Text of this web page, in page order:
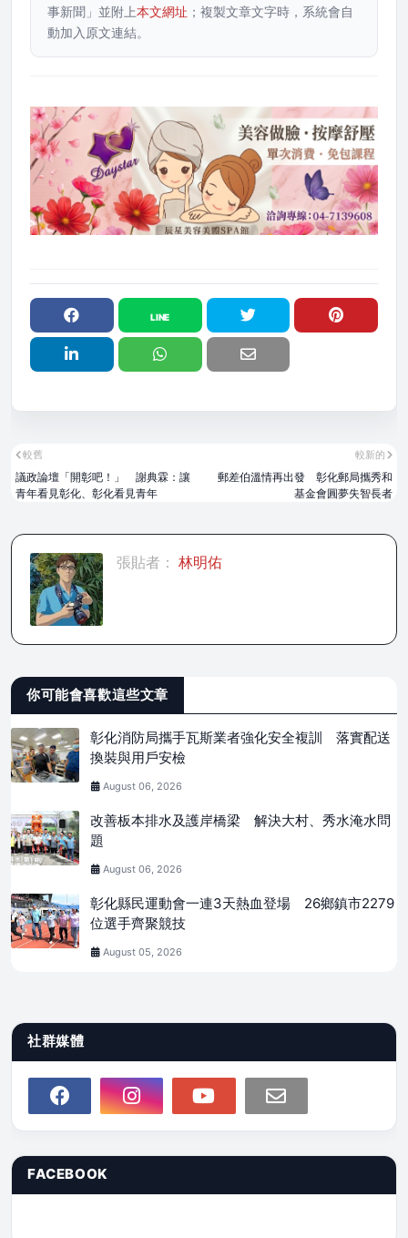
事新聞」並附上本文網址 ；複製文章文字時，系統會自
動加入原文連結。
較新的
郵差伯溫情再出發 彰化郵局攜秀和
基金會圓夢失智長者
較舊
議政論壇「開彰吧！」 謝典霖：讓
青年看見彰化、彰化看見青年
張貼者： 林明佑
你可能會喜歡這些文章
彰化消防局攜手瓦斯業者強化安全複訓 落實配送
換裝與用戶安檢
August 06, 2026
改善板本排水及護岸橋梁 解決大村、秀水淹水問
題
August 06, 2026
彰化縣民運動會一連3天熱血登場 26鄉鎮市2279
位選手齊聚競技
August 05, 2026
社群媒體
FACEBOOK